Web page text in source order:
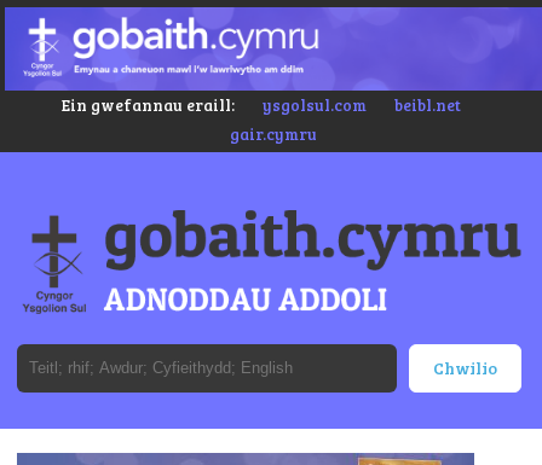
Ein gwefannau eraill: ysgolsul.com
beibl.net
gair.cymru